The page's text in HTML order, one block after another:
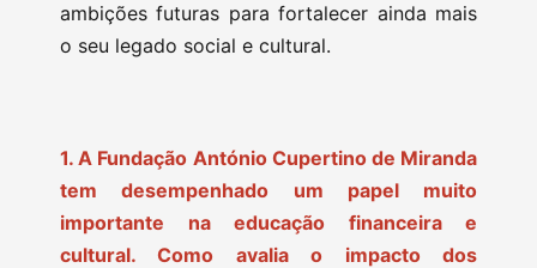
ambições futuras para fortalecer ainda mais
o seu legado social e cultural.
1. A Fundação António Cupertino de Miranda
tem desempenhado um papel muito
importante na educação financeira e
cultural. Como avalia o impacto dos